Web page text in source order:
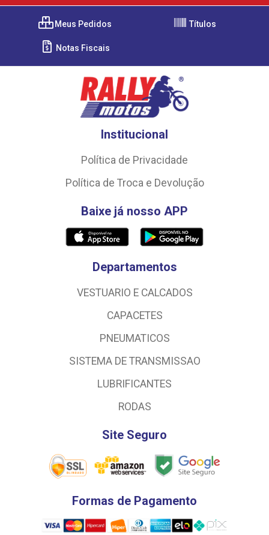
Meus Pedidos Títulos
Notas Fiscais
Institucional
Política de Privacidade
Política de Troca e Devolução
Baixe já nosso APP
Departamentos
VESTUARIO E CALCADOS
CAPACETES
PNEUMATICOS
SISTEMA DE TRANSMISSAO
LUBRIFICANTES
RODAS
Site Seguro
Formas de Pagamento